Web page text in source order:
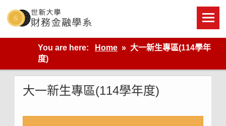
content
世新大學財金系網站
You are here:
Home
大一新生專區(114學年
度)
大一新生專區(114學年度)